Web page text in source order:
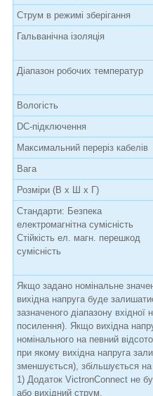
Струм в режимі зберігання
Гальванічна ізоляція
Діапазон робочих температур
Вологість
DC-підключення
Максимальний переріз кабелів
Вага
Розміри (В x Ш x Г)
Стандарти: Безпека
електромагнітна сумісність
Стійкість ел. магн. перешкод
сумісність
Якщо задано номінальне
вихідна напруга буде
зазначеного діапазону вхідної
посилення). Якщо вихідна
номінального на певний
при якому вихідна напруга
зменшується), збільшується на
1) Додаток VictronConnect не
або вихідний струм.